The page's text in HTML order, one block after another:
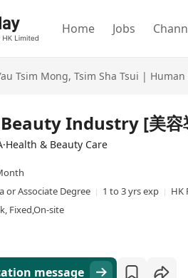
Home Jobs
Tsim Mong, Tsim Sha Tsui |
Industry [美容
& Beauty Care
or Associate Degree
1 to 3 yrs exp
HK
Fixed,On-site
message